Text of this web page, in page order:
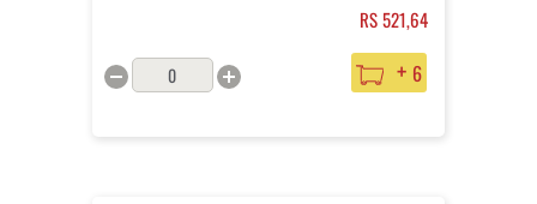
RS 521,64
+ 6